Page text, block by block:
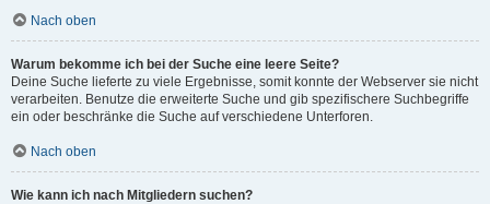
Nach oben
Warum bekomme ich bei der Suche eine leere Seite?
Deine Suche lieferte zu viele Ergebnisse, somit konnte der Webserver sie nicht
verarbeiten. Benutze die erweiterte Suche und gib spezifischere Suchbegriffe
ein oder beschränke die Suche auf verschiedene Unterforen.
Nach oben
Wie kann ich nach Mitgliedern suchen?